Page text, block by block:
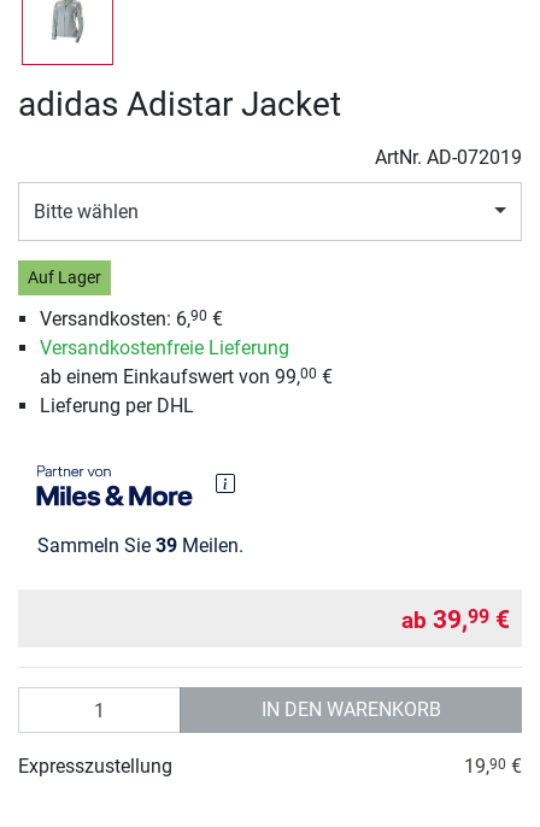
adidas Adistar Jacket
ArtNr. AD-072019
Bitte wählen
Auf Lager
Versandkosten: 6,90 €
Versandkostenfreie Lieferung
ab einem Einkaufswert von 99,00 €
Lieferung per DHL
Sammeln Sie 39 Meilen.
ab 39,99 €
IN DEN WARENKORB
Expresszustellung 19,90 €